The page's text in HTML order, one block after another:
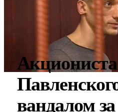
Акциониста
вандалом